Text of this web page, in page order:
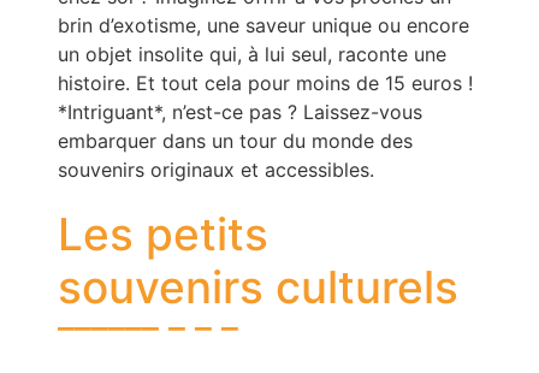
brin d’exotisme, une saveur unique ou encore
un objet insolite qui, à lui seul, raconte une
histoire. Et tout cela pour moins de 15 euros !
*Intriguant*, n’est-ce pas ? Laissez-vous
embarquer dans un tour du monde des
souvenirs originaux et accessibles.
Les petits
souvenirs culturels